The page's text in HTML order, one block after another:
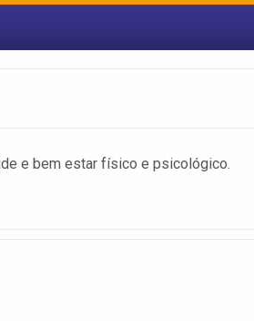
e bem estar físico e psicológico.